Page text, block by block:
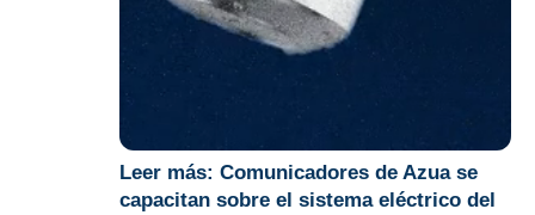
Leer más: Comunicadores de Azua se
capacitan sobre el sistema eléctrico del